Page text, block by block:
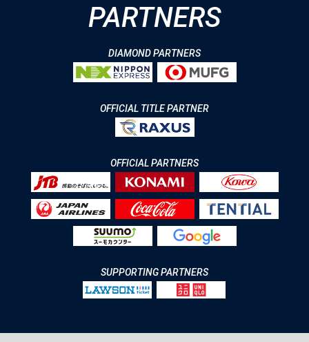
PARTNERS
DIAMOND PARTNERS
OFFICIAL TITLE PARTNER
OFFICIAL PARTNERS
SUPPORTING PARTNERS